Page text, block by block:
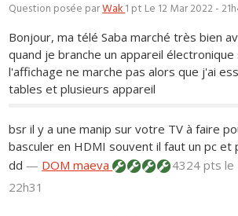
Question posée parWak1 pt Le 12 Mar 2022 -
Bonjour, ma télé Saba marché très bien
quand je branche un appareil
l'affichage ne marche pas alors que j'ai
tables et plusieurs appareil
bsr il y a une manip sur votre TV à faire
basculer en HDMI souvent il faut un pc et
dd — DOM maeva 4324 ptsle
22h31